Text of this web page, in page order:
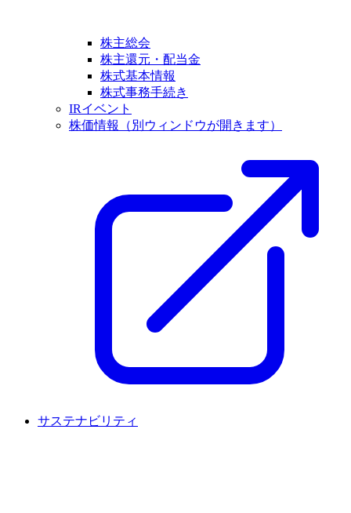
株主総会
株主還元・配当金
株式基本情報
株式事務手続き
IRイベント
株価情報
（別ウィンドウが開きます）
サステナビリティ